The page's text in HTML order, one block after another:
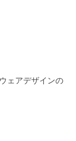
ェアデザインの